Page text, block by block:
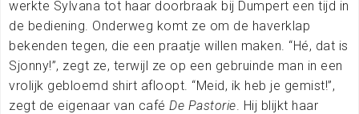
werkte Sylvana tot haar doorbraak bij Dumpert een tijd in
de bediening. Onderweg komt ze om de haverklap
bekenden tegen, die een praatje willen maken. “Hé, dat is
Sjonny!”, zegt ze, terwijl ze op een gebruinde man in een
vrolijk gebloemd shirt afloopt. “Meid, ik heb je gemist!”,
zegt de eigenaar van café De Pastorie . Hij blijkt haar